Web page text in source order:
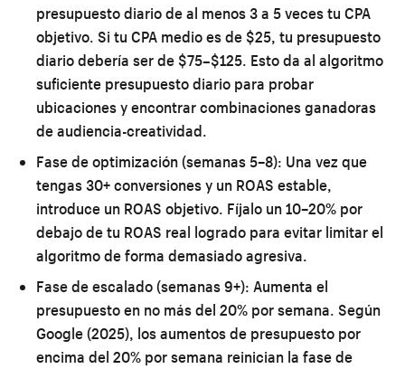
presupuesto diario de al menos 3 a 5 veces tu CPA
objetivo. Si tu CPA medio es de $25, tu presupuesto
diario debería ser de $75–$125. Esto da al algoritmo
suficiente presupuesto diario para probar
ubicaciones y encontrar combinaciones ganadoras
de audiencia-creatividad.
Fase de optimización (semanas 5–8): Una vez que
tengas 30+ conversiones y un ROAS estable,
introduce un ROAS objetivo. Fíjalo un 10–20% por
debajo de tu ROAS real logrado para evitar limitar el
algoritmo de forma demasiado agresiva.
Fase de escalado (semanas 9+): Aumenta el
presupuesto en no más del 20% por semana. Según
Google (2025), los aumentos de presupuesto por
encima del 20% por semana reinician la fase de